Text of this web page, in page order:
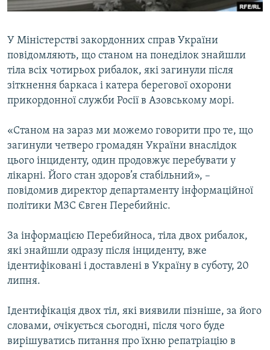
СВІДЧЕННЯ ОКУПАЦІЇ
ІНФОГРАФІКА
Qırımtatar
ДОЛУЧАЙСЯ!
Усі сайти RFE/RL
У Міністерстві закордонних справ України
повідомляють, що станом на понеділок знайшли
тіла всіх чотирьох рибалок, які загинули після
зіткнення баркаса і катера берегової охорони
прикордонної служби Росії в Азовському морі.
«Станом на зараз ми можемо говорити про те, що
загинули четверо громадян України внаслідок
цього інциденту, один продовжує перебувати у
лікарні. Його стан здоров’я стабільний», –
повідомив директор департаменту інформаційної
політики МЗС Євген Перебийніс.
За інформацією Перебийноса, тіла двох рибалок,
які знайшли одразу після інциденту, вже
ідентифіковані і доставлені в Україну в суботу, 20
липня.
Ідентифікація двох тіл, які виявили пізніше, за його
словами, очікується сьогодні, після чого буде
вирішуватись питання про їхню репатріацію в